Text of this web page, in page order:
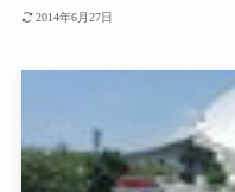
2014年6月27日